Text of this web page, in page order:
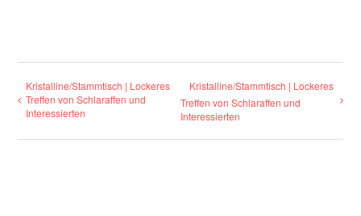
Kristalline/Stammtisch | Lockeres
Treffen von Schlaraffen und
Interessierten
Kristalline/Stammtisch | Lockeres
Treffen von Schlaraffen und
Interessierten